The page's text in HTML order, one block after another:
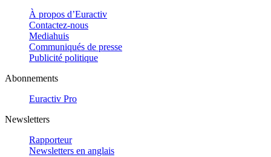
À propos d’Euractiv
Contactez-nous
Mediahuis
Communiqués de presse
Publicité politique
Abonnements
Euractiv Pro
Newsletters
Rapporteur
Newsletters en anglais